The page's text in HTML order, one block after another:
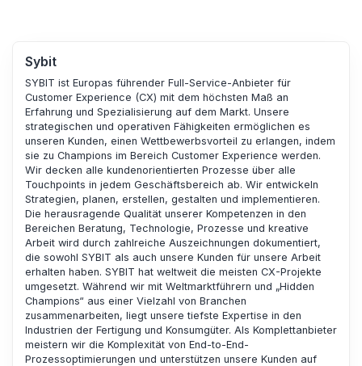
Sybit
SYBIT ist Europas führender Full-Service-Anbieter für
Customer Experience (CX) mit dem höchsten Maß an
Erfahrung und Spezialisierung auf dem Markt. Unsere
strategischen und operativen Fähigkeiten ermöglichen es
unseren Kunden, einen Wettbewerbsvorteil zu erlangen, indem
sie zu Champions im Bereich Customer Experience werden.
Wir decken alle kundenorientierten Prozesse über alle
Touchpoints in jedem Geschäftsbereich ab. Wir entwickeln
Strategien, planen, erstellen, gestalten und implementieren.
Die herausragende Qualität unserer Kompetenzen in den
Bereichen Beratung, Technologie, Prozesse und kreative
Arbeit wird durch zahlreiche Auszeichnungen dokumentiert,
die sowohl SYBIT als auch unsere Kunden für unsere Arbeit
erhalten haben. SYBIT hat weltweit die meisten CX-Projekte
umgesetzt. Während wir mit Weltmarktführern und „Hidden
Champions“ aus einer Vielzahl von Branchen
zusammenarbeiten, liegt unsere tiefste Expertise in den
Industrien der Fertigung und Konsumgüter. Als Komplettanbieter
meistern wir die Komplexität von End-to-End-
Prozessoptimierungen und unterstützen unsere Kunden auf